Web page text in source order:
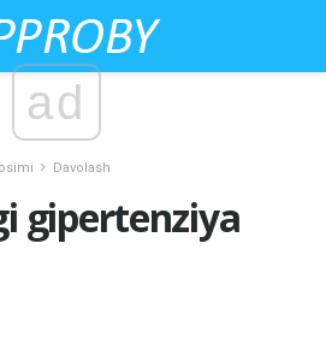
ad
Davolash
gipertenziya